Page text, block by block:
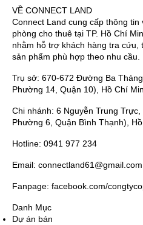
VỀ CONNECT LAND
Connect Land cung cấp thông
phòng cho thuê tại TP. Hồ Chí
nhằm hỗ trợ khách hàng tra cứu,
sản phẩm phù hợp theo nhu cầu.
Trụ sở: 670-672 Đường Ba
Phường 14, Quận 10), Hồ Chí
Chi nhánh: 6 Nguyễn Trung
Phường 6, Quận Bình Thạnh),
Hotline: 0941 977 234
Email: connectland61@gmail.com
Fanpage: facebook.com/
Danh Mục
Dự án bán